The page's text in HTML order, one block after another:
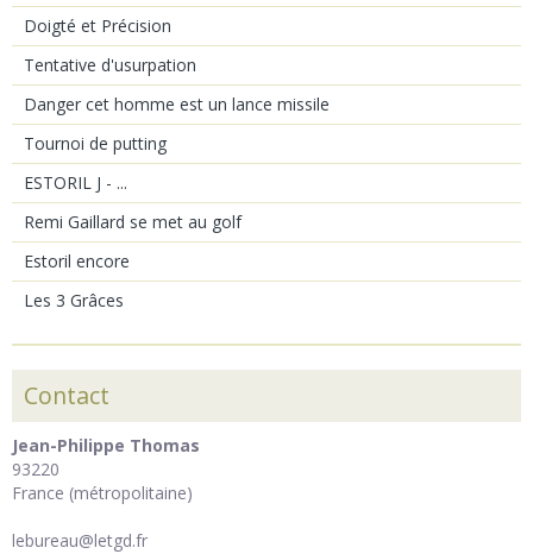
Doigté et Précision
Tentative d'usurpation
Danger cet homme est un lance missile
Tournoi de putting
ESTORIL J - ...
Remi Gaillard se met au golf
Estoril encore
Les 3 Grâces
Contact
Jean-Philippe Thomas
93220
France (métropolitaine)
lebureau@letgd.fr